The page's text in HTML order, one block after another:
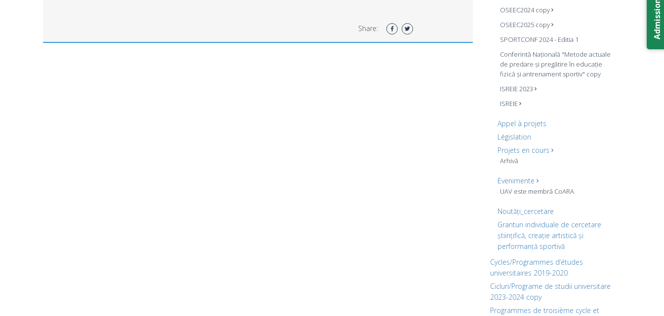
Share:
OSEEC2024 copy
OSEEC2025 copy
SPORTCONF 2024 - Editia 1
Conferintă Națională "Metode actuale
de predare și pregătire în educație
fizică și antrenament sportiv" copy
ISREIE 2023
ISREIE
Appel à projets
Législation
Projets en cours
Arhivă
Evenimente
UAV este membră CoARA
Noutăți_cercetare
Granturi individuale de cercetare
științifică, creație artistică și
performanță sportivă
Cycles/Programmes d’études
universitaires 2019-2020
Cicluri/Programe de studii universitare
2023-2024 copy
Programmes de troisième cycle et